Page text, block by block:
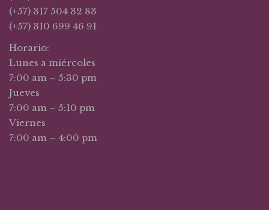
(+57) 317 504 32 83
(+57) 310 699 46 91
Horario:
Lunes a miércoles
7:00 am – 5:30 pm
Jueves
7:00 am – 5:10 pm
Viernes
7:00 am – 4:00 pm